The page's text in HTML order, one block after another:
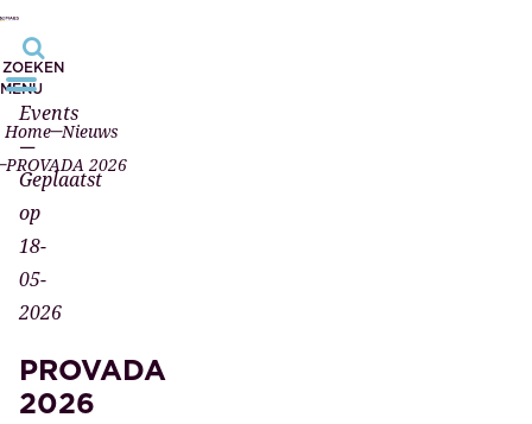
ZOEKEN
MENU
Home Nieuws
PROVADA 2026
Events
—
Geplaatst
op
18-
05-
2026
PROVADA
2026